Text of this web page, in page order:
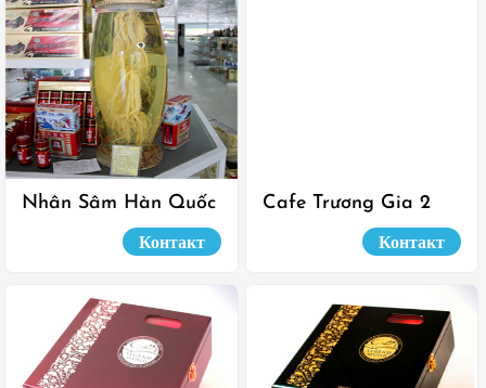
Nhân Sâm Hàn Quốc
Контакт
Cafe Trương Gia 2
Контакт